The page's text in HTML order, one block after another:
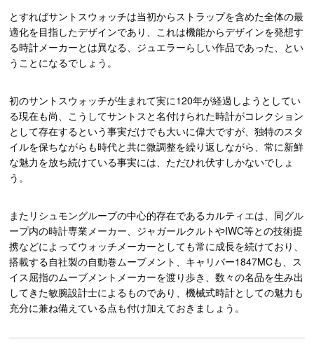
とすればサントスウォッチは当初からストラップを含めた全体の最
適化を目指したデザインであり、これは機能からデザインを発想す
る時計メーカーとは異なる、ジュエラーらしい作品であった、とい
うことになるでしょう。
初のサントスウォッチが生まれて実に120年が経過しようとしてい
る現在も尚、こうしてサントスと名付けられた時計がコレクション
として存在するという事実だけでも大いに偉大ですが、独特のスタ
イルを保ちながらも時代と共に微調整を繰り返しながら、常に新鮮
な魅力を放ち続けている事実には、ただひれ伏すしかないでしょ
う。
またリシュモングループの中心的存在であるカルティエは、同グル
ープ内の時計専業メーカー、ジャガールクルトやIWC等との技術提
携などによってウォッチメーカーとしても常に成長を続けており、
搭載する自社製の自動巻ムーブメント、キャリバー1847MCも、ス
イス屈指のムーブメントメーカーを渡り歩き、数々の名品を生み出
してきた敏腕設計士によるものであり、機械式時計としての魅力も
充分に兼ね備えている点も付け加えておきましょう。